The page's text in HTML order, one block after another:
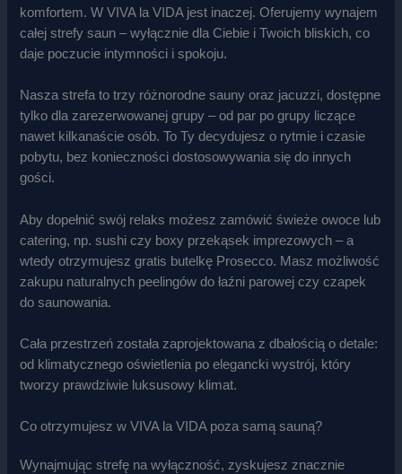
komfortem. W VIVA la VIDA jest inaczej. Oferujemy wynajem
całej strefy saun – wyłącznie dla Ciebie i Twoich bliskich, co
daje poczucie intymności i spokoju.
Nasza strefa to trzy różnorodne sauny oraz jacuzzi, dostępne
tylko dla zarezerwowanej grupy – od par po grupy liczące
nawet kilkanaście osób. To Ty decydujesz o rytmie i czasie
pobytu, bez konieczności dostosowywania się do innych
gości.
Aby dopełnić swój relaks możesz zamówić świeże owoce lub
catering, np. sushi czy boxy przekąsek imprezowych – a
wtedy otrzymujesz gratis butelkę Prosecco. Masz możliwość
zakupu naturalnych peelingów do łaźni parowej czy czapek
do saunowania.
Cała przestrzeń została zaprojektowana z dbałością o detale:
od klimatycznego oświetlenia po elegancki wystrój, który
tworzy prawdziwie luksusowy klimat.
Co otrzymujesz w VIVA la VIDA poza samą sauną?
Wynajmując strefę na wyłączność, zyskujesz znacznie